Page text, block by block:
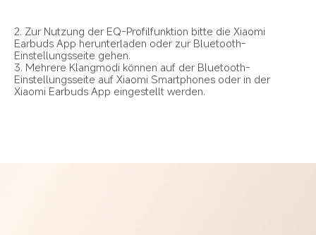
2. Zur Nutzung der EQ-Profilfunktion bitte die Xiaomi
Earbuds App herunterladen oder zur Bluetooth-
Einstellungsseite gehen.
3. Mehrere Klangmodi können auf der Bluetooth-
Einstellungsseite auf Xiaomi Smartphones oder in der
Xiaomi Earbuds App eingestellt werden.